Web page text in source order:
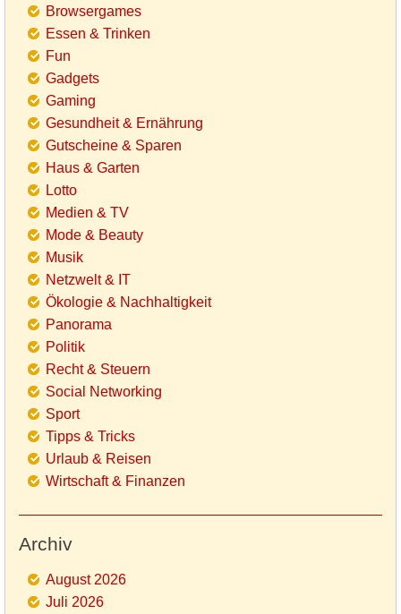
Browsergames
Essen & Trinken
Fun
Gadgets
Gaming
Gesundheit & Ernährung
Gutscheine & Sparen
Haus & Garten
Lotto
Medien & TV
Mode & Beauty
Musik
Netzwelt & IT
Ökologie & Nachhaltigkeit
Panorama
Politik
Recht & Steuern
Social Networking
Sport
Tipps & Tricks
Urlaub & Reisen
Wirtschaft & Finanzen
Archiv
August 2026
Juli 2026